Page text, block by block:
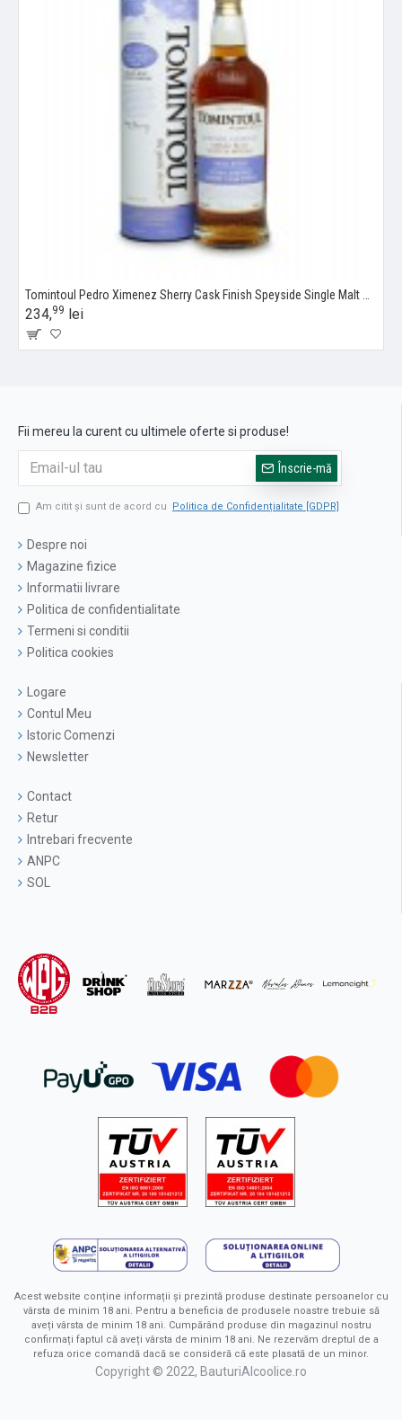
234,99 lei
Fii mereu la curent cu ultimele oferte si produse!
Înscrie-mă
Am citit şi sunt de acord cu Politica de Confidențialitate [GDPR]
Despre noi
Magazine fizice
Informatii livrare
Politica de confidentialitate
Termeni si conditii
Politica cookies
Logare
Contul Meu
Istoric Comenzi
Newsletter
Contact
Retur
Intrebari frecvente
ANPC
SOL
Acest website conține informații și prezintă produse destinate persoanelor cu
vârsta de minim 18 ani. Pentru a beneficia de produsele noastre trebuie să
aveți vârsta de minim 18 ani. Cumpărând produse din magazinul nostru
confirmați faptul că aveți vârsta de minim 18 ani. Ne rezervăm dreptul de a
refuza orice comandă dacă se consideră că este plasată de un minor.
Copyright © 2022, BauturiAlcoolice.ro